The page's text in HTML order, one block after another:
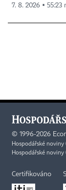
7. 8. 2026 ▪ 55:23
© 1996-2026
Hospodářské
Hospodářské
Certifikováno